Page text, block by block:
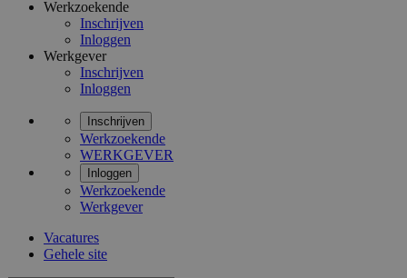
Werkzoekende
Inschrijven
Inloggen
Werkgever
Inschrijven
Inloggen
Inschrijven
Werkzoekende
WERKGEVER
Inloggen
Werkzoekende
Werkgever
Vacatures
Gehele site